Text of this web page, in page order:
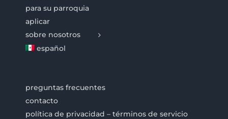
para su parroquia
aplicar
sobre nosotros
español
preguntas frecuentes
contacto
política de privacidad – términos de servicio